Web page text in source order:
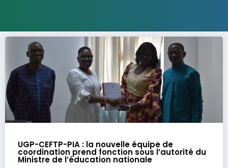
UGP-CEFTP-PIA : la nouvelle équipe de
coordination prend fonction sous l’autorité du
Ministre de l’éducation nationale